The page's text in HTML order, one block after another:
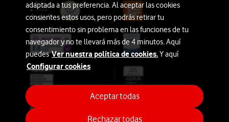
OPPO
Motorola
Huawei
HONOR
adaptada a tus preferencia. Al aceptar las cookies
consientes estos usos, pero podrás retirar tu
consentimiento sin problema en las funciones de tu
navegador y no te llevará más de 4 minutos. Aquí
puedesVer nuestra política de cookies.Y aquí
Configurar cookies
Rechazar todas
Aceptar todas